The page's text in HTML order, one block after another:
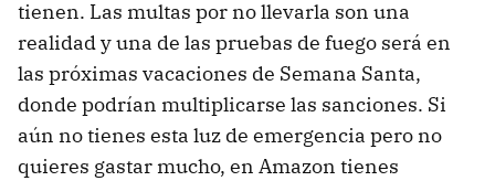
tienen. Las multas por no llevarla son una
realidad y una de las pruebas de fuego será en
las próximas vacaciones de Semana Santa,
donde podrían multiplicarse las sanciones. Si
aún no tienes esta luz de emergencia pero no
quieres gastar mucho, en Amazon tienes